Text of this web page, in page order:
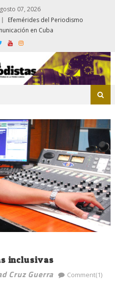
07, 2026
Efemérides del Periodismo
en Cuba
inclusivas
Cruz Guerra Comment(1)